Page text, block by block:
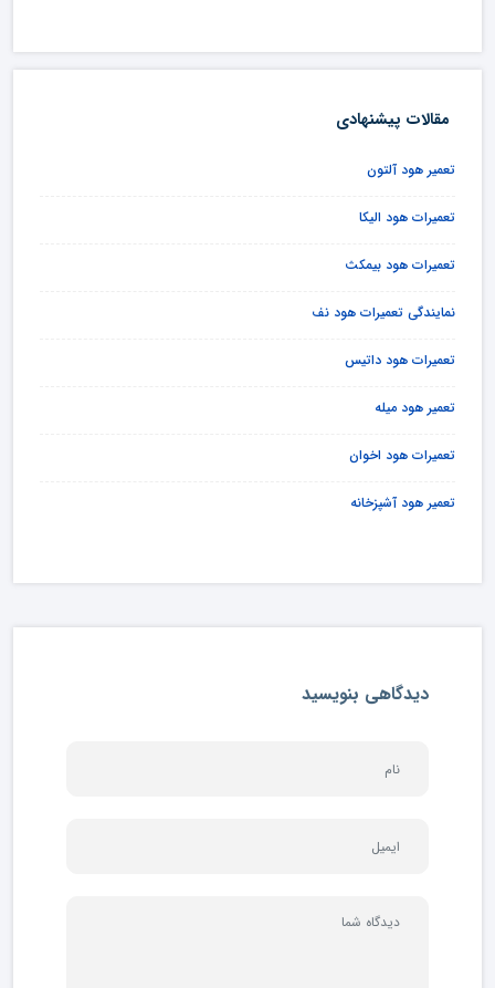
مقالات پیشنهادی
تعمیر هود آلتون
تعمیرات هود الیکا
تعمیرات هود بیمکث
نمایندگی تعمیرات هود نف
تعمیرات هود داتیس
تعمیر هود میله
تعمیرات هود اخوان
تعمیر هود آشپزخانه
دیدگاهی بنویسید